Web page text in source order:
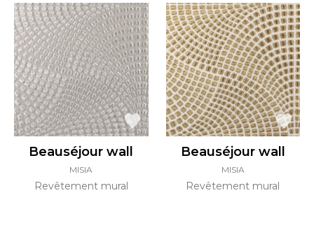
Beauséjour wall
MISIA
Revêtement mural
Beauséjour wall
MISIA
Revêtement mural